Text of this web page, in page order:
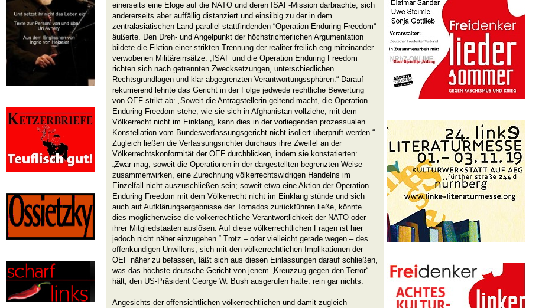
einerseits eine Eloge auf die NATO und deren ISAF-Mission darbrachte, sich
andererseits aber auffällig distanziert und einsilbig zu der in dem
zentralasiatischen Land parallel stattfindenden “Operation Enduring Freedom“
äußerte. Den Dreh- und Angelpunkt der höchstrichterlichen Argumentation
bildete die Fiktion einer strikten Trennung der realiter freilich eng miteinander
verwobenen Militäreinsätze: „ISAF und die Operation Enduring Freedom
richten sich nach getrennten Zwecksetzungen, unterschiedlichen
Rechtsgrundlagen und klar abgegrenzten Verantwortungssphären.“ Darauf
rekurrierend lehnte das Gericht in der Folge jedwede rechtliche Bewertung
von OEF strikt ab: „Soweit die Antragstellerin geltend macht, die Operation
Enduring Freedom stehe, wie sie sich in Afghanistan vollziehe, mit dem
Völkerrecht nicht im Einklang, kann dies in der vorliegenden prozessualen
Konstellation vom Bundesverfassungsgericht nicht isoliert überprüft werden.“
Zugleich ließen die Verfassungsrichter durchaus ihre Zweifel an der
Völkerrechtskonformität der OEF durchblicken, indem sie konstatierten:
„Zwar mag, soweit die Operationen in der dargestellten begrenzten Weise
zusammenwirken, eine Zurechnung völkerrechtswidrigen Handelns im
Einzelfall nicht auszuschließen sein; soweit etwa eine Aktion der Operation
Enduring Freedom mit dem Völkerrecht nicht im Einklang stünde und sich
auch auf Aufklärungsergebnisse der Tornados zurückführen ließe, könnte
dies möglicherweise die völkerrechtliche Verantwortlichkeit der NATO oder
ihrer Mitgliedstaaten auslösen. Auf diese völkerrechtlichen Fragen ist hier
jedoch nicht näher einzugehen.“ Trotz – oder vielleicht gerade wegen – des
offenkundigen Unwillens, sich mit den völkerrechtlichen Implikationen der
OEF näher zu befassen, läßt sich aus diesen Einlassungen darauf schließen,
was das höchste deutsche Gericht von jenem „Kreuzzug gegen den Terror“
hält, den US-Präsident George W. Bush ausgerufen hatte: rein gar nichts.
Angesichts der offensichtlichen völkerrechtlichen und damit zugleich